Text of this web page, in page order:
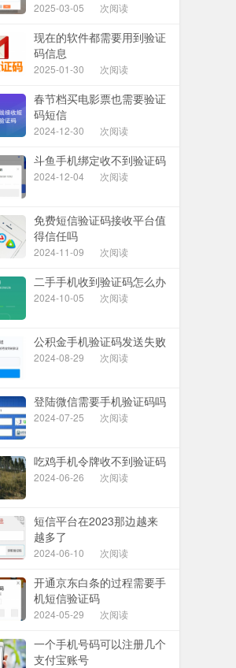
2025-03-05 次阅读
现在的软件都需要用到验证
码信息
2025-01-30 次阅读
春节档买电影票也需要验证
码短信
2024-12-30 次阅读
斗鱼手机绑定收不到验证码
2024-12-04 次阅读
免费短信验证码接收平台值
得信任吗
2024-11-09 次阅读
二手手机收到验证码怎么办
2024-10-05 次阅读
公积金手机验证码发送失败
2024-08-29 次阅读
登陆微信需要手机验证码吗
2024-07-25 次阅读
吃鸡手机令牌收不到验证码
2024-06-26 次阅读
短信平台在2023那边越来
越多了
2024-06-10 次阅读
开通京东白条的过程需要手
机短信验证码
2024-05-29 次阅读
一个手机号码可以注册几个
支付宝账号